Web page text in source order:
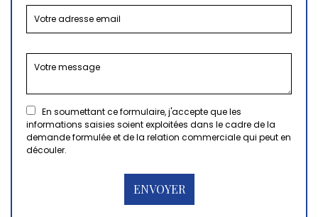
En soumettant ce formulaire, j'accepte que les
informations saisies soient exploitées dans le cadre de la
demande formulée et de la relation commerciale qui peut en
découler.